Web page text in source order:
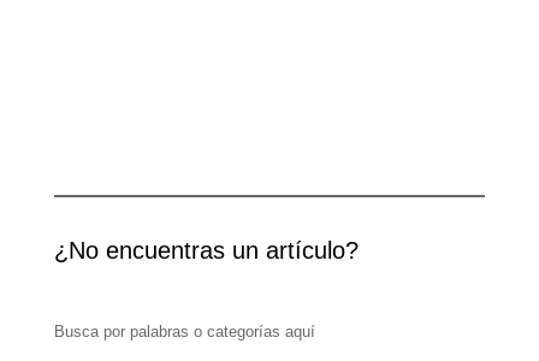
¿No encuentras un artículo?
Busca por palabras o categorías aquí